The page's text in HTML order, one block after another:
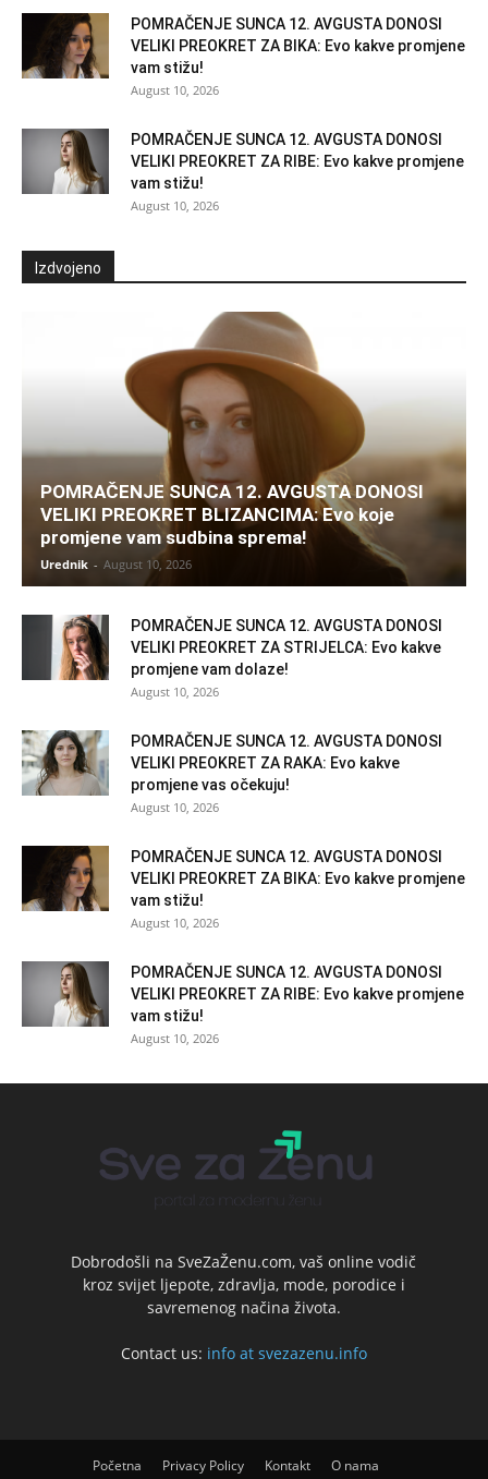
POMRAČENJE SUNCA 12. AVGUSTA DONOSI
VELIKI PREOKRET ZA BIKA: Evo kakve promjene
vam stižu!
August 10, 2026
POMRAČENJE SUNCA 12. AVGUSTA DONOSI
VELIKI PREOKRET ZA RIBE: Evo kakve promjene
vam stižu!
August 10, 2026
Izdvojeno
POMRAČENJE SUNCA 12. AVGUSTA DONOSI
VELIKI PREOKRET BLIZANCIMA: Evo koje
promjene vam sudbina sprema!
Urednik - August 10, 2026
POMRAČENJE SUNCA 12. AVGUSTA DONOSI
VELIKI PREOKRET ZA STRIJELCA: Evo kakve
promjene vam dolaze!
August 10, 2026
POMRAČENJE SUNCA 12. AVGUSTA DONOSI
VELIKI PREOKRET ZA RAKA: Evo kakve
promjene vas očekuju!
August 10, 2026
POMRAČENJE SUNCA 12. AVGUSTA DONOSI
VELIKI PREOKRET ZA BIKA: Evo kakve promjene
vam stižu!
August 10, 2026
POMRAČENJE SUNCA 12. AVGUSTA DONOSI
VELIKI PREOKRET ZA RIBE: Evo kakve promjene
vam stižu!
August 10, 2026
Dobrodošli na SveZaŽenu.com, vaš online vodič
kroz svijet ljepote, zdravlja, mode, porodice i
savremenog načina života.
Contact us: info at svezazenu.info
Početna Privacy Policy Kontakt O nama